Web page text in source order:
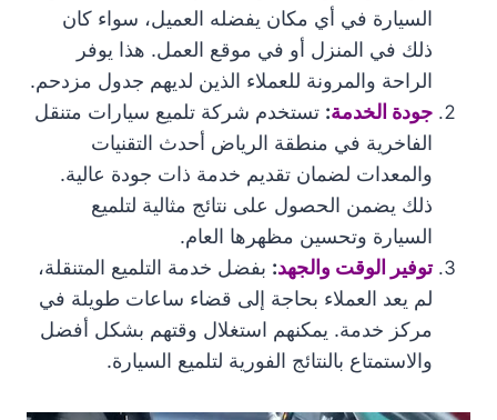
السيارة في أي مكان يفضله العميل، سواء كان
ذلك في المنزل أو في موقع العمل. هذا يوفر
الراحة والمرونة للعملاء الذين لديهم جدول مزدحم.
جودة الخدمة: تستخدم شركة تلميع سيارات متنقل
الفاخرية في منطقة الرياض أحدث التقنيات
والمعدات لضمان تقديم خدمة ذات جودة عالية.
ذلك يضمن الحصول على نتائج مثالية لتلميع
السيارة وتحسين مظهرها العام.
توفير الوقت والجهد: بفضل خدمة التلميع المتنقلة،
لم يعد العملاء بحاجة إلى قضاء ساعات طويلة في
مركز خدمة. يمكنهم استغلال وقتهم بشكل أفضل
والاستمتاع بالنتائج الفورية لتلميع السيارة.